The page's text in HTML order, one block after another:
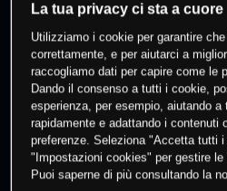
% dei clienti hanno
questo prodotto
Fai
La tua privacy ci sta a cuore
Utilizziamo i cookie per garantire
correttamente, e per aiutarci a
raccogliamo dati per capire come le
Dando il consenso a tutti i cookie,
esperienza, per esempio, aiutando a
rapidamente e adattando i contenuti
preferenze. Seleziona "Accetta tutti
"Impostazioni cookies" per gestire
Puoi saperne di più consultando la